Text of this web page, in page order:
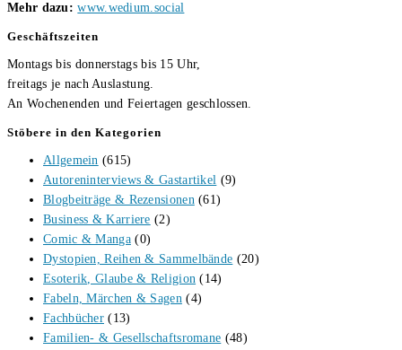
Mehr dazu: www.wedium.social
Geschäftszeiten
Montags bis donnerstags bis 15 Uhr,
freitags je nach Auslastung.
An Wochenenden und Feiertagen geschlossen.
Stöbere in den Kategorien
Allgemein (615)
Autoreninterviews & Gastartikel (9)
Blogbeiträge & Rezensionen (61)
Business & Karriere (2)
Comic & Manga (0)
Dystopien, Reihen & Sammelbände (20)
Esoterik, Glaube & Religion (14)
Fabeln, Märchen & Sagen (4)
Fachbücher (13)
Familien- & Gesellschaftsromane (48)